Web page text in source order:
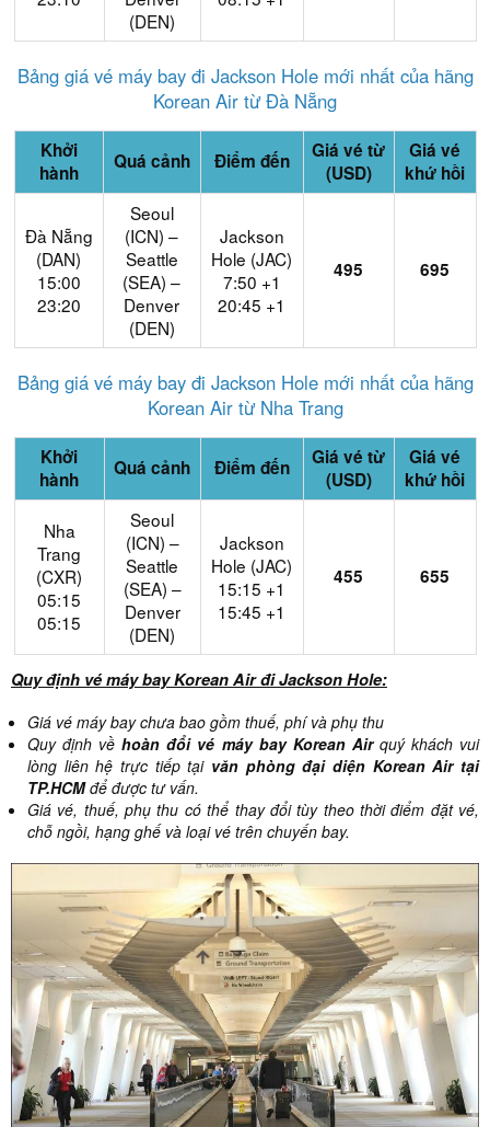
(DEN)
Bảng giá vé máy bay đi Jackson Hole mới nhất của hãng
Korean Air từ Đà Nẵng
Khởi
hành
Quá cảnh Điểm đến
Giá vé từ
(USD)
Giá vé
khứ hồi
Đà Nẵng
(DAN)
15:00
23:20
Seoul
(ICN) –
Seattle
(SEA) –
Denver
(DEN)
Jackson
Hole (JAC)
7:50 +1
20:45 +1
495 695
Bảng giá vé máy bay đi Jackson Hole mới nhất của hãng
Korean Air từ Nha Trang
Khởi
hành
Quá cảnh Điểm đến
Giá vé từ
(USD)
Giá vé
khứ hồi
Nha
Trang
(CXR)
05:15
05:15
Seoul
(ICN) –
Seattle
(SEA) –
Denver
(DEN)
Jackson
Hole (JAC)
15:15 +1
15:45 +1
455 655
Quy định vé máy bay Korean Air đi Jackson Hole:
Giá vé máy bay chưa bao gồm thuế, phí và phụ thu
Quy định vềhoàn đổi vé máy bay Korean Airquý khách vui
lòng liên hệ trực tiếp tại văn phòng đại diện Korean Air tại
TP.HCMđể được tư vấn.
Giá vé, thuế, phụ thu có thể thay đổi tùy theo thời điểm đặt vé,
chỗ ngồi, hạng ghế và loại vé trên chuyến bay.